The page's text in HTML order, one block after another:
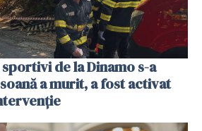
de la Dinamo s-a
a murit, a fost activat